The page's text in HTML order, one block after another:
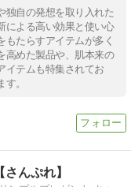
独自の発想を取り入れた
による高い効果と使い心
たらすアイテムが多く
高めた製品や、肌本来の
イテムも特集されてお
。
んぷれ】